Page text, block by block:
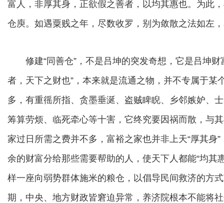
富人，非厚其身，正欲假之善者，以均其惠也。为此
仓庾。如遇粟贱之年，尽数收罗，别为敛散之法如左，
修建“同善仓”，不是吕坤的突发奇想，它是吕坤财
者，天下之财也”，本来就是流通之物，并不专属于
多，有重徭所指、贪墨垂涎、盗贼睥睨、乡邻嫉妒、
筹算劳烦、临死牵心等十害，它终究要因祸而散，与
家过日所需之费并不多，富裕之家也并非上天“厚其身
余的财富分给那些需要帮助的人，使天下人都能“均其
样一座向弱势群体施米的粮仓，以倡导民间救济的方
期，中央、地方财政皆窘迫异常，养济院根本不能将